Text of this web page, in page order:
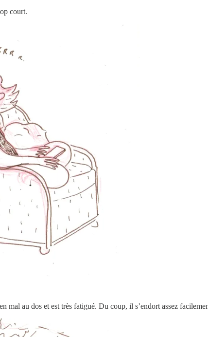
court.
mal au dos et est très fatigué. Du coup, il s’endort assez